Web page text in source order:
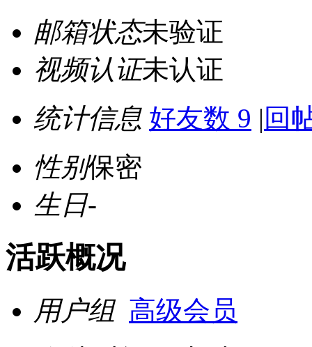
邮箱状态未验证
视频认证未认证
统计信息 好友数 9 | 回
性别保密
生日-
活跃概况
用户组 高级会员